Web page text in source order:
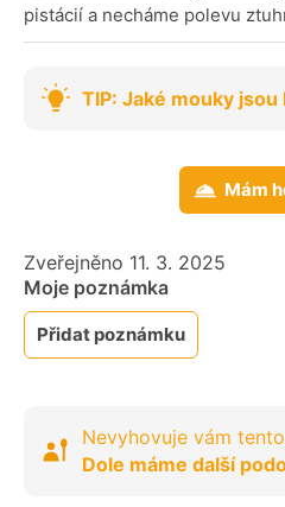
pistácií a necháme polevu
TIP: Jaké mouky jsou
Mám
Zveřejněno 11. 3. 2025
Moje poznámka
Přidat poznámku
Nevyhovuje vám
Dole máme další